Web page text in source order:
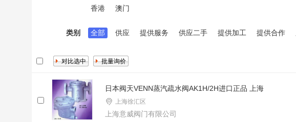
2
!—游戏专用
9
!—游戏专用
香港
澳门
类别 全部 供应 提供服务 供应二手 提供加工 提供合作
日本阀天VENN蒸汽疏水阀AK1H/2H进口正品 上海
上海徐汇区
上海意威阀门有限公司